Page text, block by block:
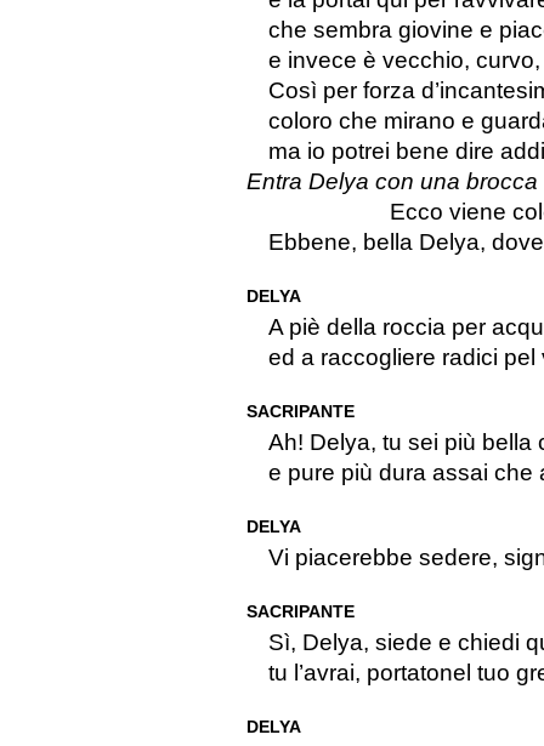
che sembra giovine e
e invece è vecchio,
Così per forza
coloro che mirano e
ma io potrei bene dire
Entra Delya con una brocca
Ecco viene
Ebbene, bella Delya,
DELYA
A piè della roccia per
ed a raccogliere radici
SACRIPANTE
Ah! Delya, tu sei più bella
e pure più dura assai che
DELYA
Vi piacerebbe sedere,
SACRIPANTE
Sì, Delya, siede e chiedi
tu l’avrai, portatonel tuo
DELYA